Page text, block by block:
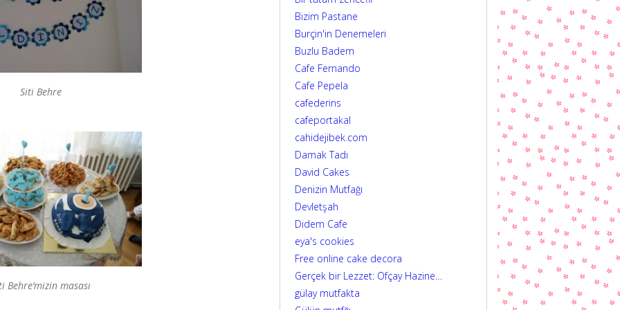
Siti Behre
Behre’mizin masası
Bizim Pastane
Burçin'in Denemeleri
Buzlu Badem
Cafe Fernando
Cafe Pepela
cafederins
cafeportakal
cahidejibek.com
Damak Tadı
David Cakes
Denizin Mutfağı
Devletşah
Didem Cafe
eya's cookies
Free online cake decora
Gerçek bir Lezzet: Ofçay Hazine…
gülay mutfakta